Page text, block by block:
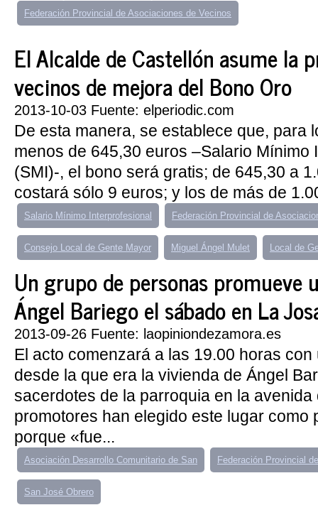
Federación Provincial de Asociaciones de Vecinos
El Alcalde de Castellón asume la
vecinos de mejora del Bono Oro
2013-10-03 Fuente: elperiodic.com
De esta manera, se establece que, para
menos de 645,30 euros –Salario Mínimo
(SMI)-, el bono será gratis; de 645,30 a
costará sólo 9 euros; y los de más de
Salario Mínimo Interprofesional Federación Provincial de
Consejo Local de Gente Mayor Miguel Ángel Mulet Local de
Un grupo de personas promueve
Ángel Bariego el sábado en La
2013-09-26 Fuente: laopiniondezamora.es
El acto comenzará a las 19.00 horas
desde la que era la vivienda de Ángel
sacerdotes de la parroquia en la avenida
promotores han elegido este lugar como
porque «fue...
Asociación Desarrollo Comunitario de San Federación Provincial
San José Obrero